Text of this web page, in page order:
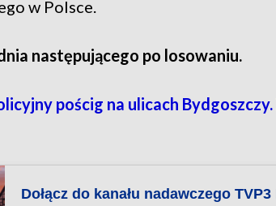
w Polsce.
następującego po losowaniu.
pościg na ulicach
Dołącz do kanału nadawczego